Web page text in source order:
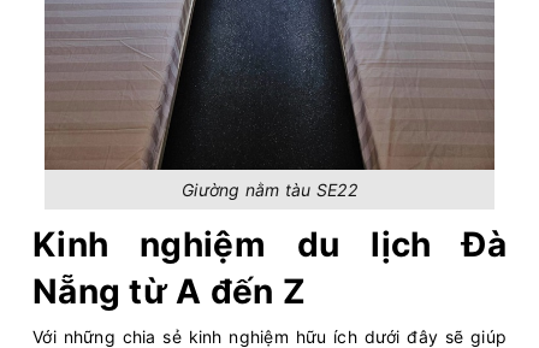
Giường nằm tàu SE22
Kinh nghiệm du lịch Đà
Nẵng từ A đến Z
Với những chia sẻ kinh nghiệm hữu ích dưới đây sẽ giúp